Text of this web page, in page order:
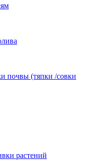
почвы (тяпки /совки
растений